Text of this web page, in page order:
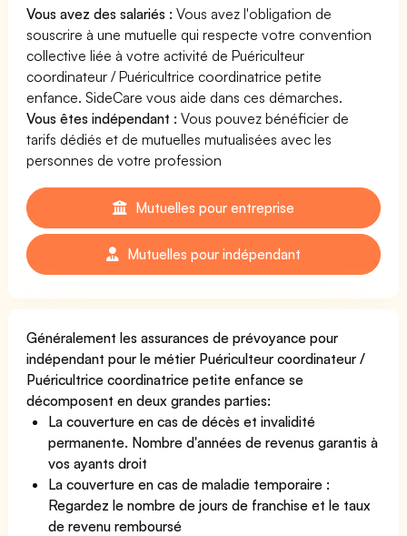
Vous avez des salariés : Vous avez l'obligation de
souscrire à une mutuelle qui respecte votre convention
collective liée à votre activité de Puériculteur
coordinateur / Puéricultrice coordinatrice petite
enfance. SideCare vous aide dans ces démarches.
Vous êtes indépendant : Vous pouvez bénéficier de
tarifs dédiés et de mutuelles mutualisées avec les
personnes de votre profession
Mutuelles pour entreprise
Mutuelles pour indépendant
Généralement les assurances de prévoyance pour
indépendant pour le métier Puériculteur coordinateur /
Puéricultrice coordinatrice petite enfance se
décomposent en deux grandes parties:
La couverture en cas de décès et invalidité
permanente. Nombre d'années de revenus garantis à
vos ayants droit
La couverture en cas de maladie temporaire :
Regardez le nombre de jours de franchise et le taux
de revenu remboursé